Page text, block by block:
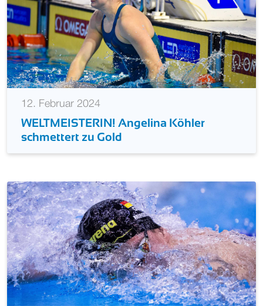
12. Februar 2024
WELTMEISTERIN! Angelina Köhler
schmettert zu Gold